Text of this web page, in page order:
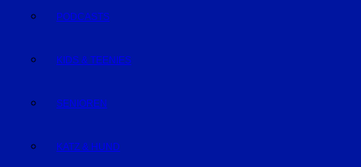
PODCASTS
KIDS & TEENIES
SENIOREN
KATZ & HUND